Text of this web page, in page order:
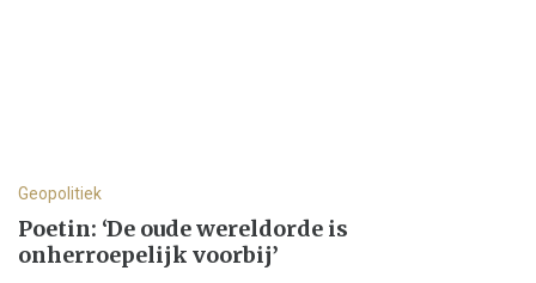
Geopolitiek
Poetin: ‘De oude wereldorde is
onherroepelijk voorbij’